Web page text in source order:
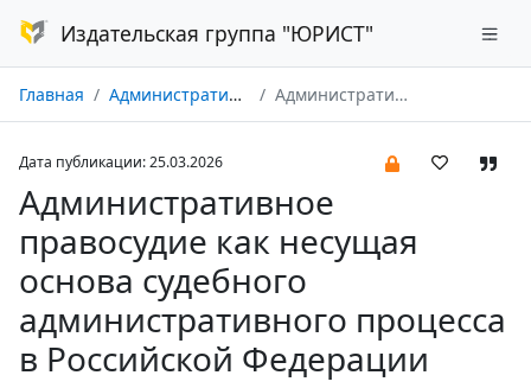
Издательская группа "ЮРИСТ"
Главная Административное право и процесс № 03/2026 Административное правосудие как несущая основа судебного административного процесса в Российской Федерации
Дата публикации: 25.03.2026
Административное
правосудие как несущая
основа судебного
административного процесса
в Российской Федерации